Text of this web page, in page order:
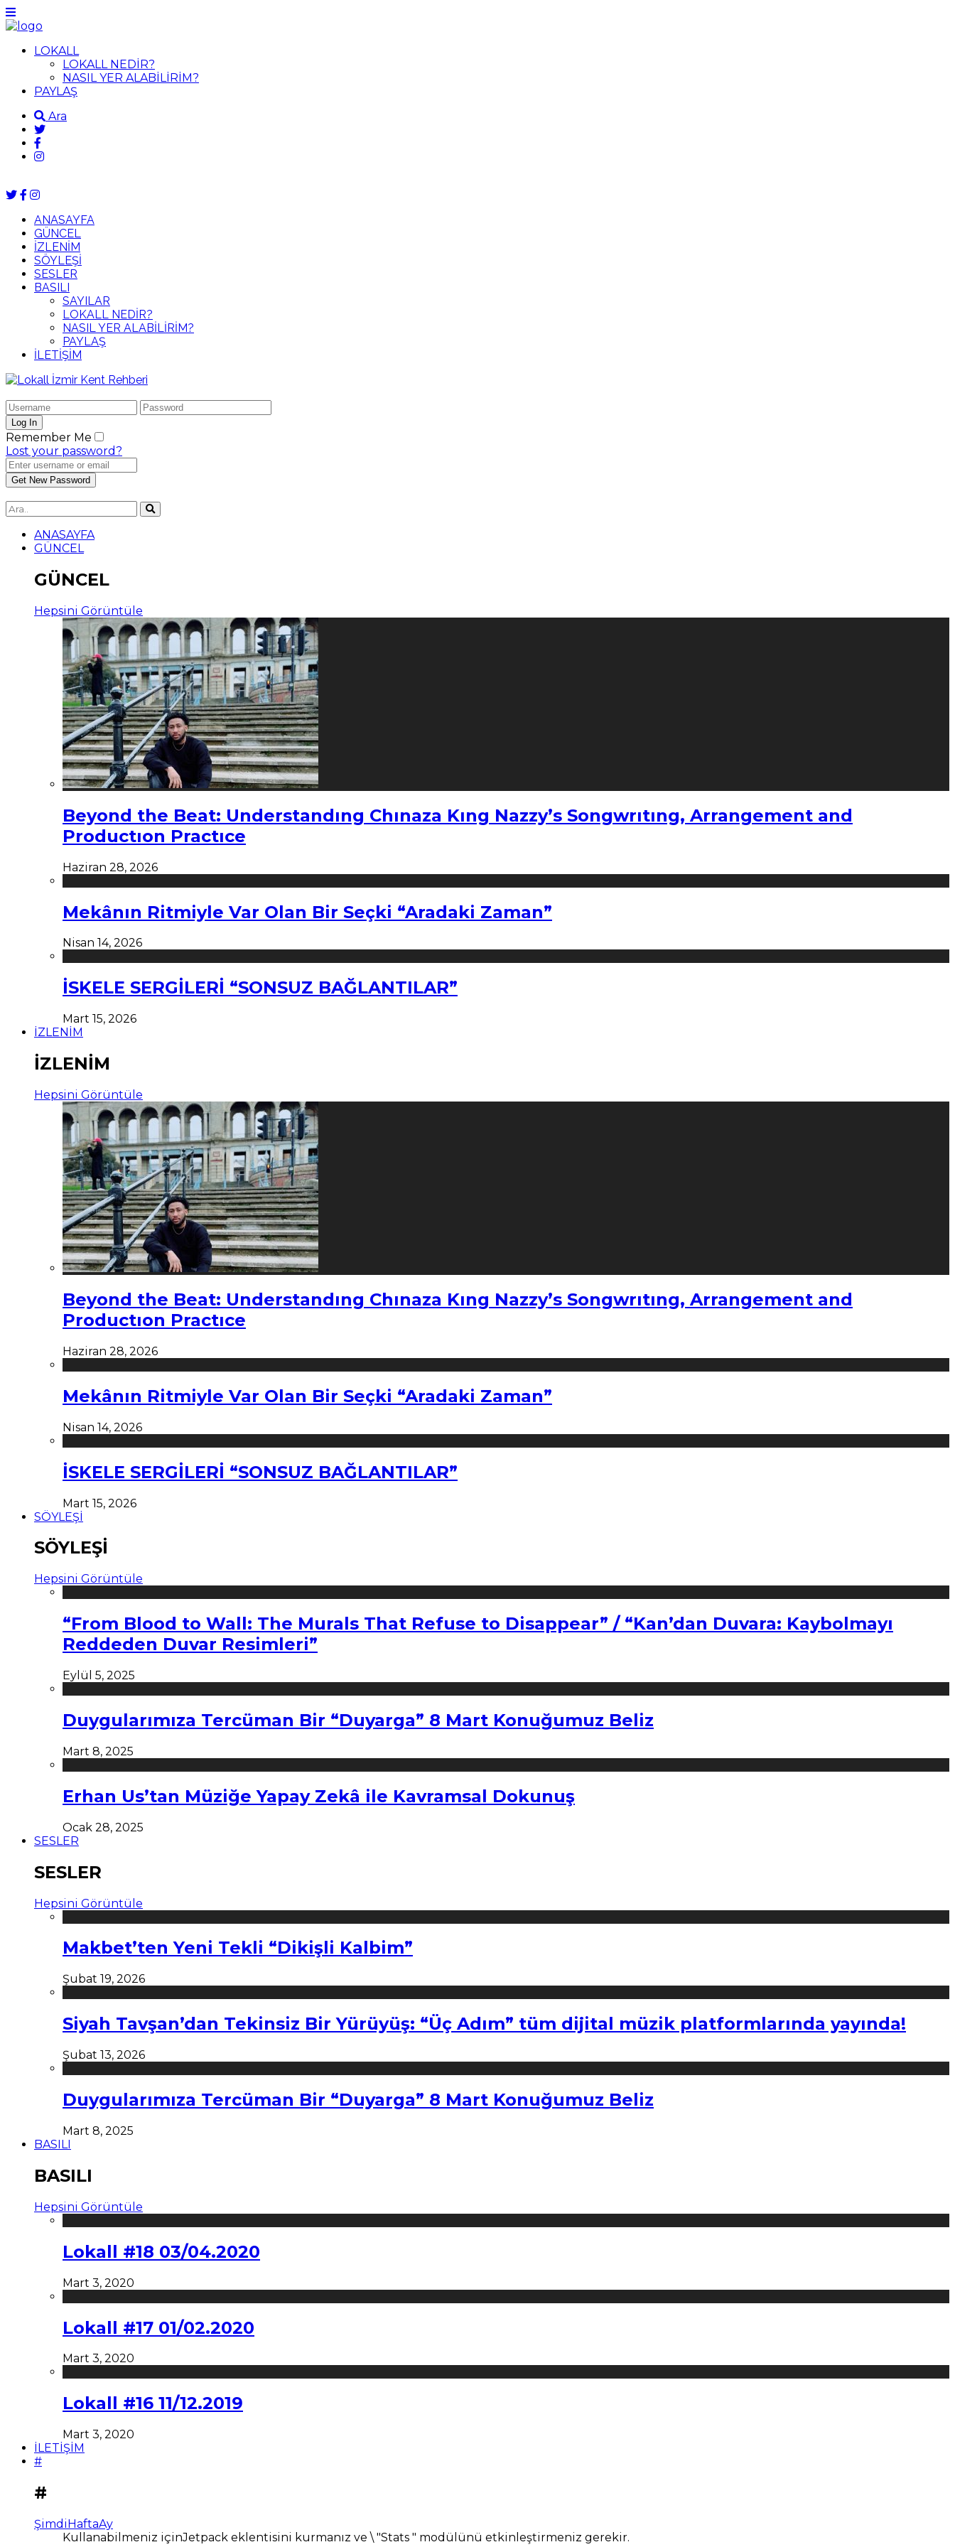
LOKALL
LOKALL NEDİR?
NASIL YER ALABİLİRİM?
PAYLAŞ
Ara
ANASAYFA
GÜNCEL
İZLENİM
SÖYLEŞİ
SESLER
BASILI
SAYILAR
LOKALL NEDİR?
NASIL YER ALABİLİRİM?
PAYLAŞ
İLETİŞİM
Remember Me
Lost your password?
ANASAYFA
GÜNCEL
GÜNCEL
Hepsini Görüntüle
Beyond the Beat: Understandıng Chınaza Kıng Nazzy’s Songwrıtıng, Arrangement and
Productıon Practıce
Haziran 28, 2026
Mekânın Ritmiyle Var Olan Bir Seçki “Aradaki Zaman”
Nisan 14, 2026
İSKELE SERGİLERİ “SONSUZ BAĞLANTILAR”
Mart 15, 2026
İZLENİM
İZLENİM
Hepsini Görüntüle
Beyond the Beat: Understandıng Chınaza Kıng Nazzy’s Songwrıtıng, Arrangement and
Productıon Practıce
Haziran 28, 2026
Mekânın Ritmiyle Var Olan Bir Seçki “Aradaki Zaman”
Nisan 14, 2026
İSKELE SERGİLERİ “SONSUZ BAĞLANTILAR”
Mart 15, 2026
SÖYLEŞİ
SÖYLEŞİ
Hepsini Görüntüle
“From Blood to Wall: The Murals That Refuse to Disappear” / “Kan’dan Duvara: Kaybolmayı
Reddeden Duvar Resimleri”
Eylül 5, 2025
Duygularımıza Tercüman Bir “Duyarga” 8 Mart Konuğumuz Beliz
Mart 8, 2025
Erhan Us’tan Müziğe Yapay Zekâ ile Kavramsal Dokunuş
Ocak 28, 2025
SESLER
SESLER
Hepsini Görüntüle
Makbet’ten Yeni Tekli “Dikişli Kalbim”
Şubat 19, 2026
Siyah Tavşan’dan Tekinsiz Bir Yürüyüş: “Üç Adım” tüm dijital müzik platformlarında yayında!
Şubat 13, 2026
Duygularımıza Tercüman Bir “Duyarga” 8 Mart Konuğumuz Beliz
Mart 8, 2025
BASILI
BASILI
Hepsini Görüntüle
Lokall #18 03/04.2020
Mart 3, 2020
Lokall #17 01/02.2020
Mart 3, 2020
Lokall #16 11/12.2019
Mart 3, 2020
İLETİŞİM
#
#
ŞimdiHaftaAy
Kullanabilmeniz içinJetpack eklentisini kurmanız ve \ "Stats " modülünü etkinleştirmeniz gerekir.